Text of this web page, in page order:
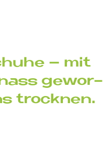
– mit
nass ge­wor­
trock­nen.